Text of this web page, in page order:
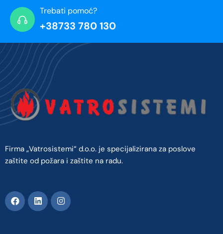
Trebati pomoć?
+38733 780 130
Firma „Vatrosistemi“ d.o.o. je specijalizirana za poslove
zaštite od požara i zaštite na radu.